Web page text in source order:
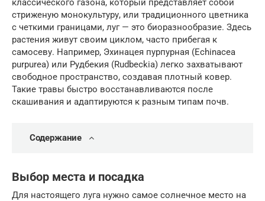
классического газона, который представляет собой
стриженую монокультуру, или традиционного цветника
с четкими границами, луг — это биоразнообразие. Здесь
растения живут своим циклом, часто прибегая к
самосеву. Например, Эхинацея пурпурная (Echinacea
purpurea) или Рудбекия (Rudbeckia) легко захватывают
свободное пространство, создавая плотный ковер.
Такие травы быстро восстанавливаются после
скашивания и адаптируются к разным типам почв.
Содержание
Выбор места и посадка
Для настоящего луга нужно самое солнечное место на